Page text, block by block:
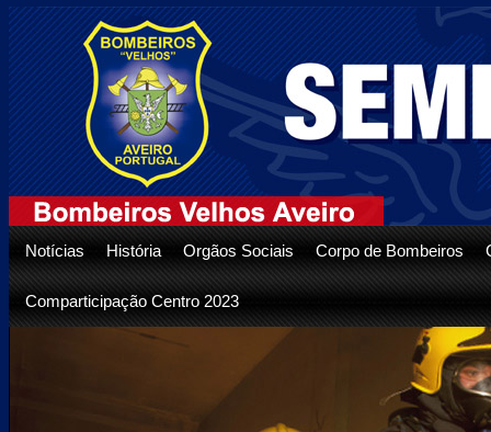
Notícias História Orgãos Sociais Corpo de Bombeiros
Comparticipação Centro 2023